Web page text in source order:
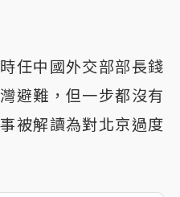
任中國外交部部長錢
避難，但一步都沒有
被解讀為對北京過度